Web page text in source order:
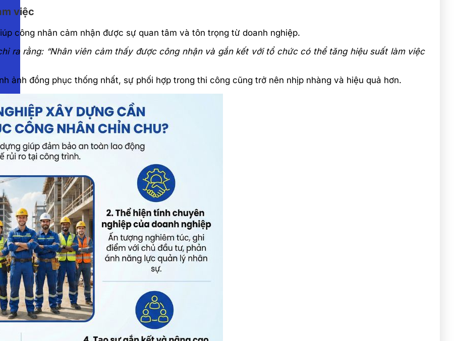
việc
công nhân cảm nhận được sự quan tâm và tôn trọng từ doanh nghiệp.
ra rằng: “Nhân viên cảm thấy được công nhận và gắn kết với tổ chức có thể tăng hiệu suất làm việc
ảnh đồng phục thống nhất, sự phối hợp trong thi công cũng trở nên nhịp nhàng và hiệu quả hơn.